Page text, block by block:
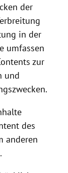
der
in der
umfassen
zur
und
des
anderen